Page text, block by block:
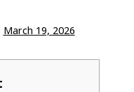
March 19, 2026